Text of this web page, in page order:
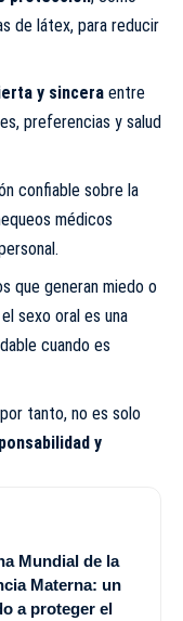
de látex, para reducir
y sinceraentre
preferencias y salud
confiable sobre la
médicos
que generan miedo o
sexo oral es una
cuando es
tanto, no es solo
y
Mundial de la
Materna: un
a proteger el